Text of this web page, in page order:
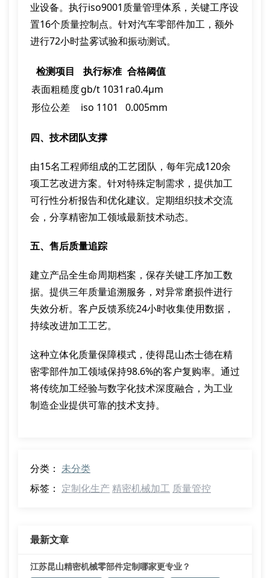
业设备。执行iso9001质量管理体系，关键工序设
置16个质量控制点。针对汽车零部件加工，额外
进行72小时盐雾试验和振动测试。
检测项目 执行标准 合格阈值
表面粗糙度gb/t 1031 ra0.4μm
形位公差
iso 1101 0.005mm
四、技术团队支撑
由15名工程师组成的工艺团队，每年完成120余
项工艺改进方案。针对特殊定制需求，提供加工
可行性分析报告和优化建议。定期组织技术交流
会，分享精密加工领域最新技术动态。
五、售后质量追踪
建立产品全生命周期档案，保存关键工序加工数
据。提供三年质量追溯服务，对异常磨损件进行
失效分析。客户反馈系统24小时收集使用数据，
持续改进加工工艺。
这种立体化质量保障模式，使得昆山杰士德在精
密零部件加工领域保持98.6%的客户复购率。通过
将传统加工经验与数字化技术深度融合，为工业
制造企业提供可靠的技术支持。
分类： 未分类
标签： 定制化生产 精密机械加工 质量管控
最新文章
江苏昆山精密机械零部件定制哪家更专业？